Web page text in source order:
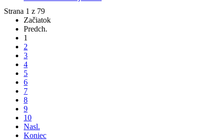
Strana 1 z 79
Začiatok
Predch.
1
2
3
4
5
6
7
8
9
10
Nasl.
Koniec